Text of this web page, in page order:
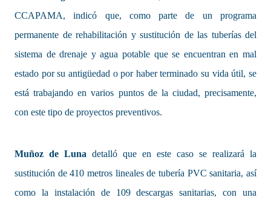
CCAPAMA, indicó que, como parte de un programa
permanente de rehabilitación y sustitución de las tuberías del
sistema de drenaje y agua potable que se encuentran en mal
estado por su antigüedad o por haber terminado su vida útil, se
está trabajando en varios puntos de la ciudad, precisamente,
con este tipo de proyectos preventivos.
Muñoz de Luna detalló que en este caso se realizará la
sustitución de 410 metros lineales de tubería PVC sanitaria, así
como la instalación de 109 descargas sanitarias, con una